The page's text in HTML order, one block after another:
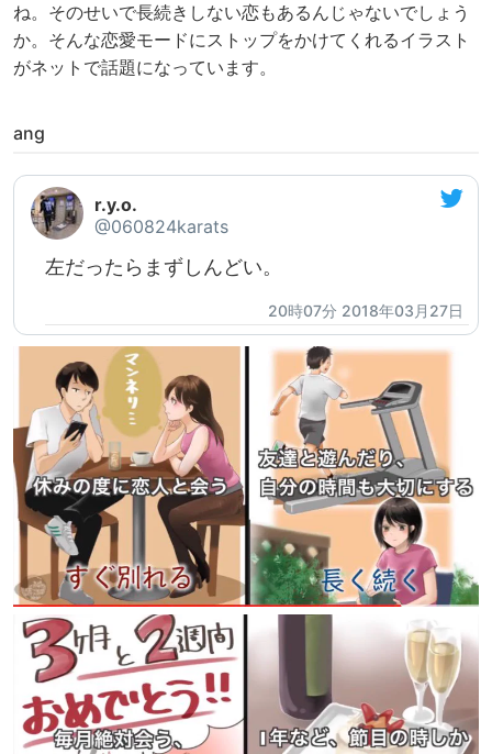
ね。そのせいで長続きしない恋もあるんじゃないでしょう
か。そんな恋愛モードにストップをかけてくれるイラスト
がネットで話題になっています。
ang
r.y.o.
@060824karats
左だったらまずしんどい。
20時07分 2018年03月27日